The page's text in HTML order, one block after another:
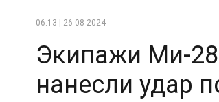
06:13 | 26-08-2024
Экипажи Ми-
нанесли удар